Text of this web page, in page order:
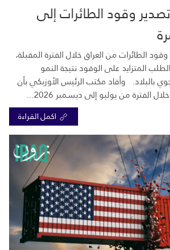
وقود الطائرات إلى
الطائرات من العراق خلال الفترة المقبلة،
المتزايد على الوقود نتيجة النمو
بالبلاد. وأفاد مكتب الرئيس الأوزبكي بأن
من يوليو إلى ديسمبر 2026...
اكمل القراءة